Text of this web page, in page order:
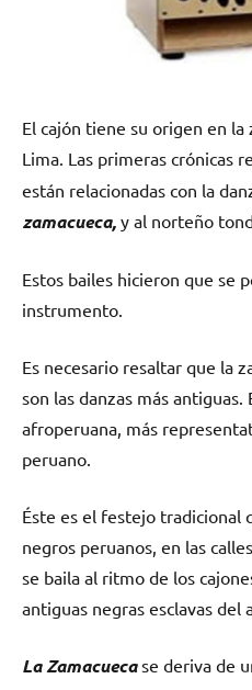
El cajón tiene su origen en la
Lima. Las primeras crónicas
están relacionadas con la
zamacueca, y al norteño
Estos bailes hicieron que se
instrumento.
Es necesario resaltar que la
son las danzas más
afroperuana, más
peruano.
Éste es el festejo tradicional
negros peruanos, en las
se baila al ritmo de los
antiguas negras esclavas del
La Zamacuecase deriva de